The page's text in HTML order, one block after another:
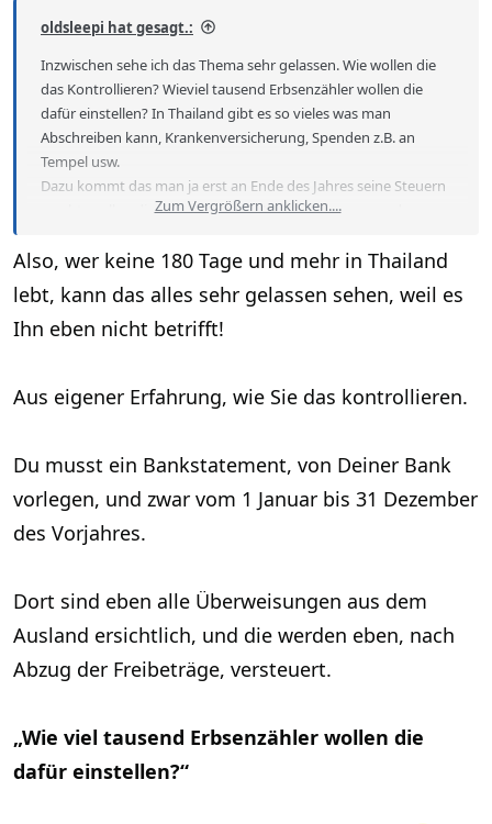
oldsleepi hat gesagt.:
Inzwischen sehe ich das Thema sehr gelassen. Wie wollen die
das Kontrollieren? Wieviel tausend Erbsenzähler wollen die
dafür einstellen? In Thailand gibt es so vieles was man
Abschreiben kann, Krankenversicherung, Spenden z.B. an
Tempel usw.
Dazu kommt das man ja erst an Ende des Jahres seine Steuern
macht, wollen die dann durch alle Kontobewegungen des
ein Haus zu bauen, Grundstück zu kaufen usw., wollen die dann
die 55% Steuern darauf erheben?
Im Moment scheint man ja eher darauf aus zu sein Kapital aus
chinesischen und indischen Touristen nicht viel Kohle ausgeben
Zum Vergrößern anklicken....
Also, wer keine 180 Tage und mehr in Thailand
lebt, kann das alles sehr gelassen sehen, weil es
Ihn eben nicht betrifft!
Aus eigener Erfahrung, wie Sie das kontrollieren.
Du musst ein Bankstatement, von Deiner Bank
vorlegen, und zwar vom 1 Januar bis 31 Dezember
des Vorjahres.
Dort sind eben alle Überweisungen aus dem
Ausland ersichtlich, und die werden eben, nach
Abzug der Freibeträge, versteuert.
„Wie viel tausend Erbsenzähler wollen die
dafür einstellen?“